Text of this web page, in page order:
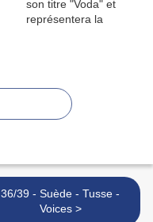
36/39 - Suède - Tusse -
Voices >